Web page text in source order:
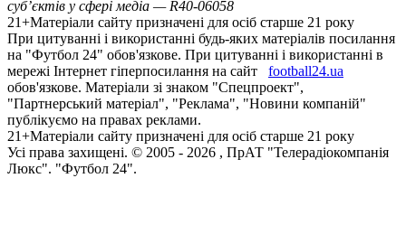
суб’єктів у сфері медіа — R40-06058
21+Матеріали сайту призначені для осіб старше 21 року
При цитуванні і використанні будь-яких матеріалів посилання
на "Футбол 24" обов'язкове. При цитуванні і використанні в
мережі Інтернет гіперпосилання на сайт
football24.ua
обов'язкове. Матеріали зі знаком "Спецпроект",
"Партнерський матеріал", "Реклама", "Новини компаній"
публікуємо на правах реклами.
21+Матеріали сайту призначені для осіб старше 21 року
Усi права захищенi. © 2005 - 2026 , ПрАТ "Телерадіокомпанія
Люкс". "Футбол 24".